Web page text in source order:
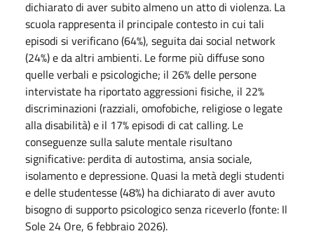
dichiarato di aver subito almeno un atto di violenza. La
scuola rappresenta il principale contesto in cui tali
episodi si verificano (64%), seguita dai social network
(24%) e da altri ambienti. Le forme più diffuse sono
quelle verbali e psicologiche; il 26% delle persone
intervistate ha riportato aggressioni fisiche, il 22%
discriminazioni (razziali, omofobiche, religiose o legate
alla disabilità) e il 17% episodi di cat calling. Le
conseguenze sulla salute mentale risultano
significative: perdita di autostima, ansia sociale,
isolamento e depressione. Quasi la metà degli studenti
e delle studentesse (48%) ha dichiarato di aver avuto
bisogno di supporto psicologico senza riceverlo (fonte: Il
Sole 24 Ore, 6 febbraio 2026).